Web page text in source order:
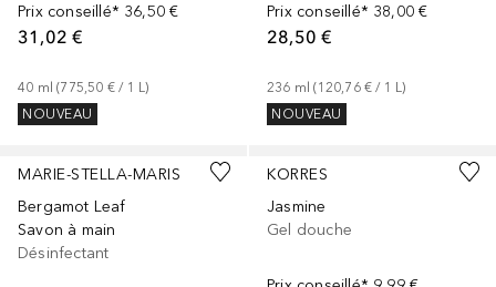
Prix conseillé* 36,50 €
31,02 €
40 ml (775,50 € / 1 L)
NOUVEAU
Prix conseillé* 38,00 €
28,50 €
236 ml (120,76 € / 1 L)
NOUVEAU
MARIE-STELLA-MARIS
Bergamot Leaf
Savon à main
Désinfectant
KORRES
Jasmine
Gel douche